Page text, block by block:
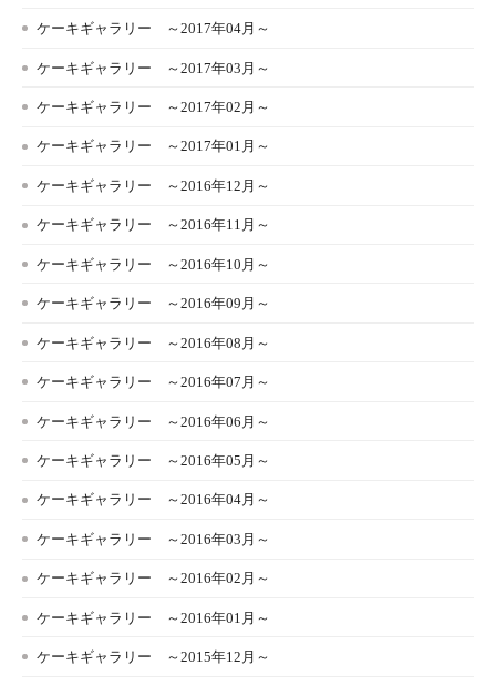
ケーキギャラリー ～2017年04月～
ケーキギャラリー ～2017年03月～
ケーキギャラリー ～2017年02月～
ケーキギャラリー ～2017年01月～
ケーキギャラリー ～2016年12月～
ケーキギャラリー ～2016年11月～
ケーキギャラリー ～2016年10月～
ケーキギャラリー ～2016年09月～
ケーキギャラリー ～2016年08月～
ケーキギャラリー ～2016年07月～
ケーキギャラリー ～2016年06月～
ケーキギャラリー ～2016年05月～
ケーキギャラリー ～2016年04月～
ケーキギャラリー ～2016年03月～
ケーキギャラリー ～2016年02月～
ケーキギャラリー ～2016年01月～
ケーキギャラリー ～2015年12月～